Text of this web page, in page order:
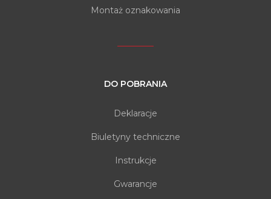
Montaż oznakowania
DO POBRANIA
Deklaracje
Biuletyny techniczne
Instrukcje
Gwarancje